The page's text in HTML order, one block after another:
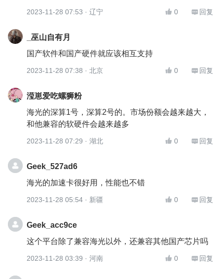
2023-11-28 07:53 · 辽宁  0  回复
_巫山自有月
国产软件和国产硬件就应该相互支持
2023-11-28 07:38 · 北京  0  回复
滢崽爱吃螺狮粉
海光的深算1号，深算2号的。市场份额会越来越大，
和他兼容的软硬件会越来越多
2023-11-28 07:29 · 湖北  0  回复
Geek_527ad6
海光的加速卡很好用，性能也不错
2023-11-28 05:54 · 新疆  0  回复
Geek_acc9ce
这个平台除了兼容海光以外，还兼容其他国产芯片吗
2023-11-28 03:39 · 河南  0  回复